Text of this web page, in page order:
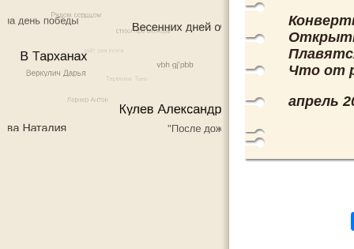
Что от
апрель